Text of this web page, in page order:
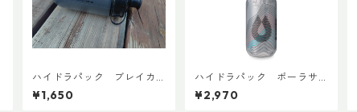
ハイドラパック ブレイカ
ウェイマック 440ml (1本売
り)
¥1,650
ハイドラパック ポーラサ
ージ 600ml
¥2,970